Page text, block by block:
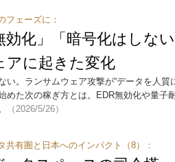
フェーズに：
効化」「暗号化はし
アに起きた変化
い。ランサムウェア攻撃が“データを人質
めた次の稼ぎ方とは。EDR無効化や量子
（2026/5/26）
共有圏と日本へのインパクト（8）：